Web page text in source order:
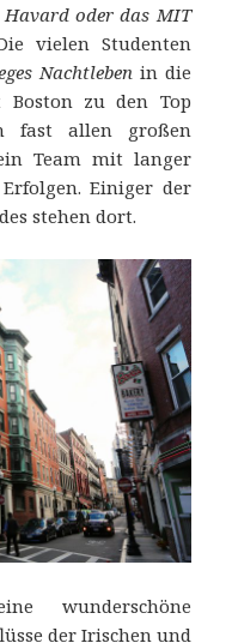
Havard oder das MIT
vielen Studenten
Nachtleben in die
Boston zu den Top
fast allen großen
Team mit langer
Einiger der
stehen dort.
wunderschöne
der Irischen und